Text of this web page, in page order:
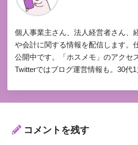
個人事業主さん、法人経営者さん、
や会計に関する情報を配信します。
公開中です。「ホスメモ」のアクセ
Twitterではブログ運営情報も。30代1
コメントを残す